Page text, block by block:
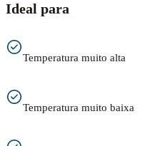
Ideal para
Temperatura muito alta
Temperatura muito baixa